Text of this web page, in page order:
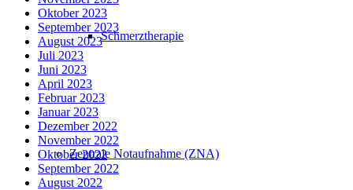
Schmerztherapie
Zentrale Notaufnahme (ZNA)
Oktober 2023
September 2023
August 2023
Juli 2023
Juni 2023
April 2023
Februar 2023
Januar 2023
Dezember 2022
November 2022
Oktober 2022
September 2022
August 2022